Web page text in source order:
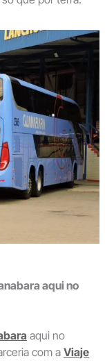
aqui no
aqui no
com a Viaje